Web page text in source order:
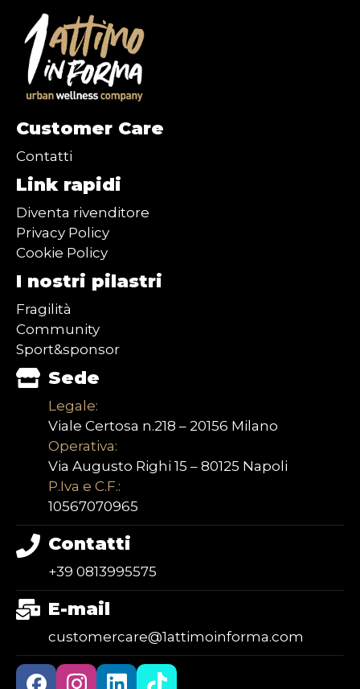
Customer Care
Contatti
Link rapidi
Diventa rivenditore
Privacy Policy
Cookie Policy
I nostri pilastri
Fragilità
Community
Sport&sponsor
Sede
Legale:
Viale Certosa n.218 – 20156 Milano
Operativa:
Via Augusto Righi 15 – 80125 Napoli
P.Iva e C.F.:
10567070965
Contatti
+39 0813995575
E-mail
customercare@1attimoinforma.com